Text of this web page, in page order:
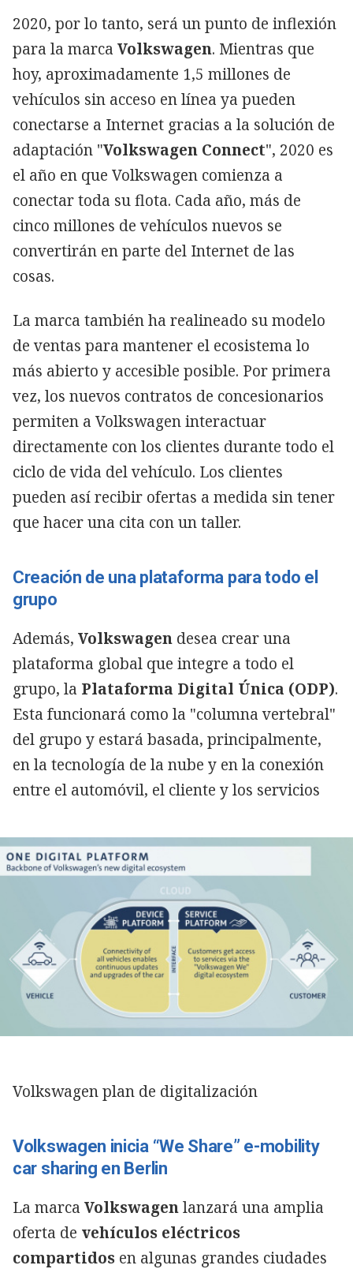
2020, por lo tanto, será un punto de inflexión
para la marca Volkswagen. Mientras que
hoy, aproximadamente 1,5 millones de
vehículos sin acceso en línea ya pueden
conectarse a Internet gracias a la solución de
adaptación "Volkswagen Connect", 2020 es
el año en que Volkswagen comienza a
conectar toda su flota. Cada año, más de
cinco millones de vehículos nuevos se
convertirán en parte del Internet de las
cosas.
La marca también ha realineado su modelo
de ventas para mantener el ecosistema lo
más abierto y accesible posible. Por primera
vez, los nuevos contratos de concesionarios
permiten a Volkswagen interactuar
directamente con los clientes durante todo el
ciclo de vida del vehículo. Los clientes
pueden así recibir ofertas a medida sin tener
que hacer una cita con un taller.
Creación de una plataforma para todo el
grupo
Además, Volkswagen desea crear una
plataforma global que integre a todo el
grupo, la Plataforma Digital Única (ODP).
Esta funcionará como la "columna vertebral"
del grupo y estará basada, principalmente,
en la tecnología de la nube y en la conexión
entre el automóvil, el cliente y los servicios
Volkswagen plan de digitalización
Volkswagen inicia “We Share” e-mobility
car sharing en Berlin
La marca Volkswagenlanzará una amplia
oferta de vehículos eléctricos
compartidos en algunas grandes ciudades